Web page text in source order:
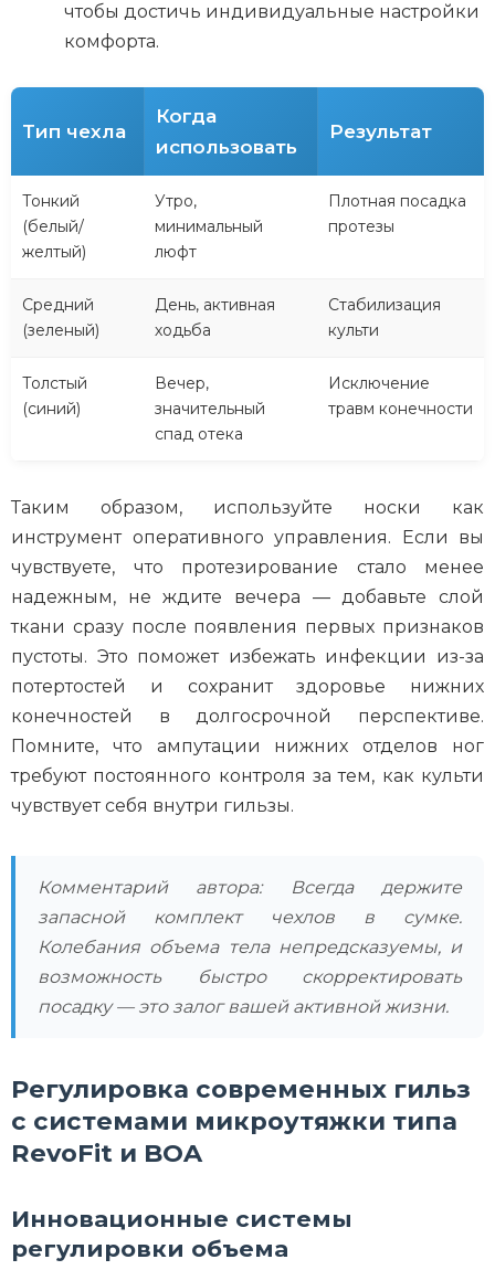
чтобы достичь индивидуальные настройки
комфорта.
Тип чехла
Когда
использовать
Результат
Тонкий
(белый/
желтый)
Утро,
минимальный
люфт
Плотная посадка
протезы
Средний
(зеленый)
День, активная
ходьба
Стабилизация
культи
Толстый
(синий)
Вечер,
значительный
спад отека
Исключение
травм конечности
Таким образом, используйте носки как
инструмент оперативного управления. Если вы
чувствуете, что протезирование стало менее
надежным, не ждите вечера — добавьте слой
ткани сразу после появления первых признаков
пустоты. Это поможет избежать инфекции из-за
потертостей и сохранит здоровье нижних
конечностей в долгосрочной перспективе.
Помните, что ампутации нижних отделов ног
требуют постоянного контроля за тем, как культи
чувствует себя внутри гильзы.
Комментарий автора: Всегда держите
запасной комплект чехлов в сумке.
Колебания объема тела непредсказуемы, и
возможность быстро скорректировать
посадку — это залог вашей активной жизни.
Регулировка современных гильз
с системами микроутяжки типа
RevoFit и BOA
Инновационные системы
регулировки объема